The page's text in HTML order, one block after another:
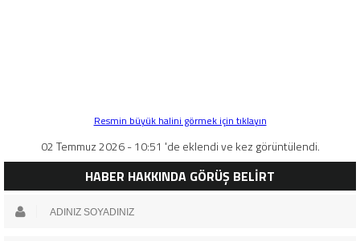
Resmin büyük halini görmek için tıklayın
02 Temmuz 2026 - 10:51 'de eklendi ve kez görüntülendi.
HABER HAKKINDA GÖRÜŞ BELİRT